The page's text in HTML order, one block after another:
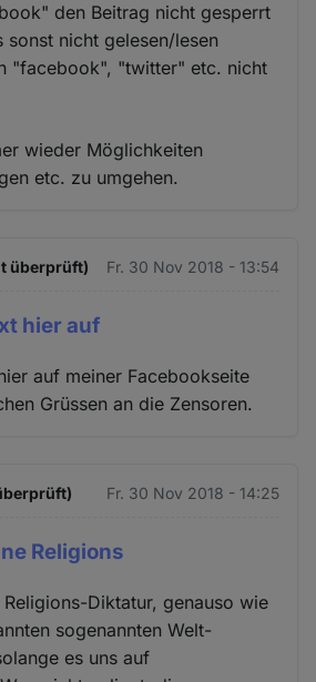
den Beitrag nicht gesperrt
sonst nicht gelesen/lesen
"facebook", "twitter" etc. nicht
wieder Möglichkeiten
etc. zu umgehen.
überprüft) Fr. 30 Nov 2018 - 13:54
hier auf
auf meiner Facebookseite
Grüssen an die Zensoren.
Fr. 30 Nov 2018 - 14:25
Religions
Diktatur, genauso wie
sogenannten Welt-
es uns auf